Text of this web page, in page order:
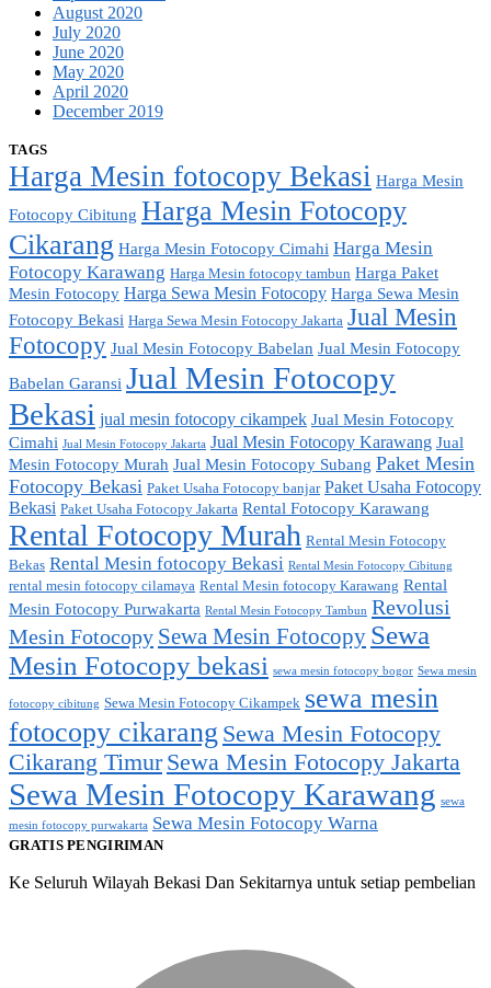
August 2020
July 2020
June 2020
May 2020
April 2020
December 2019
TAGS
Harga Mesin fotocopy Bekasi Harga Mesin
Fotocopy Cibitung Harga Mesin Fotocopy
Cikarang Harga Mesin Fotocopy Cimahi Harga Mesin
Fotocopy Karawang Harga Mesin fotocopy tambun Harga Paket
Mesin Fotocopy Harga Sewa Mesin Fotocopy Harga Sewa Mesin
Fotocopy Bekasi Harga Sewa Mesin Fotocopy Jakarta Jual Mesin
Fotocopy Jual Mesin Fotocopy Babelan Jual Mesin Fotocopy
Babelan Garansi Jual Mesin Fotocopy
Bekasi jual mesin fotocopy cikampek Jual Mesin Fotocopy
Cimahi Jual Mesin Fotocopy Jakarta Jual Mesin Fotocopy Karawang Jual
Mesin Fotocopy Murah Jual Mesin Fotocopy Subang Paket Mesin
Fotocopy Bekasi Paket Usaha Fotocopy banjar Paket Usaha Fotocopy
Bekasi Paket Usaha Fotocopy Jakarta Rental Fotocopy Karawang
Rental Fotocopy Murah Rental Mesin Fotocopy
Bekas Rental Mesin fotocopy Bekasi Rental Mesin Fotocopy Cibitung
rental mesin fotocopy cilamaya Rental Mesin fotocopy Karawang Rental
Mesin Fotocopy Purwakarta Rental Mesin Fotocopy Tambun Revolusi
Mesin Fotocopy Sewa Mesin Fotocopy Sewa
Mesin Fotocopy bekasi sewa mesin fotocopy bogor Sewa mesin
fotocopy cibitung Sewa Mesin Fotocopy Cikampek sewa mesin
fotocopy cikarang Sewa Mesin Fotocopy
Cikarang Timur Sewa Mesin Fotocopy Jakarta
Sewa Mesin Fotocopy Karawang sewa
mesin fotocopy purwakarta Sewa Mesin Fotocopy Warna
GRATIS PENGIRIMAN
Ke Seluruh Wilayah Bekasi Dan Sekitarnya untuk setiap pembelian